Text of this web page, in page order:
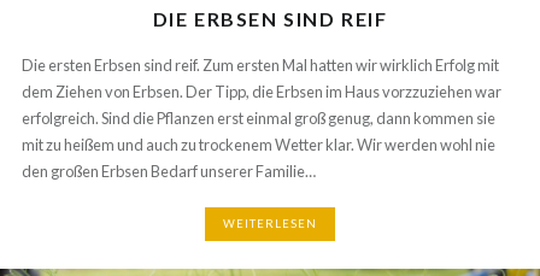
Die ersten Erbsen sind reif. Zum ersten Mal hatten wir wirklich Erfolg mit
dem Ziehen von Erbsen. Der Tipp, die Erbsen im Haus vorzzuziehen war
erfolgreich. Sind die Pflanzen erst einmal groß genug, dann kommen sie
mit zu heißem und auch zu trockenem Wetter klar. Wir werden wohl nie
den großen Erbsen Bedarf unserer Familie…